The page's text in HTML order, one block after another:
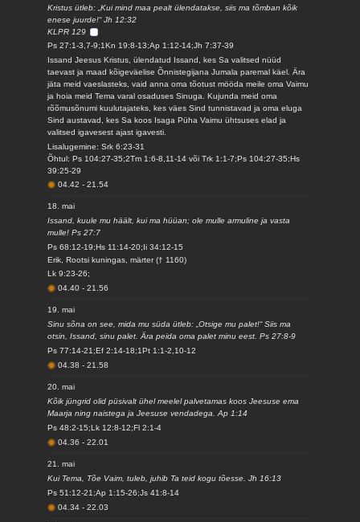
Kristus ütleb: „Kui mind maa pealt ülendatakse, siis ma tõmban kõik
enese juurde!“ Jh 12:32
KLPR 129
Ps 27:1-3,7-9;1Kn 19:8-13;Ap 1:12-14;Jh 7:37-39
Issand Jeesus Kristus, ülendatud Issand, kes Sa valitsed nüüd
taevast ja maad kõigeväelise Õnnistegijana Jumala paremal käel. Ära
jäta meid vaeslasteks, vaid anna oma tõotust mööda meile oma Vaimu
ja hoia meid Tema varal osaduses Sinuga. Kujunda meid oma
rõõmusõnumi kuulutajateks, kes väes Sind tunnistavad ja oma eluga
Sind austavad, kes Sa koos Isaga Püha Vaimu ühtsuses elad ja
valitsed igavesest ajast igavesti.
Lisalugemine: Srk 6:23-31
Õhtul: Ps 104:27-35;2Tm 1:6-8,11-14 või Trk 1:1-7;Ps 104:27-35;Hs
39:25-29
04.42-21.54
18. mai
Issand, kuule mu häält, kui ma hüüan; ole mulle armuline ja vasta
mulle! Ps 27:7
Ps 68:12-19;Hs 11:14-20;Ii 34:12-15
Erik, Rootsi kuningas, märter († 1160)
Lk 9:23-26;
04.40-21.56
19. mai
Sinu sõna on see, mida mu süda ütleb: „Otsige mu palet!“ Siis ma
otsin, Issand, sinu palet. Ära peida oma palet minu eest. Ps 27:8-9
Ps 77:14-21;Ef 2:14-18;1Pt 1:1-2,10-12
04.38-21.58
20. mai
Kõik jüngrid olid püsivalt ühel meelel palvetamas koos Jeesuse ema
Maarja ning naistega ja Jeesuse vendadega. Ap 1:14
Ps 48:2-15;Lk 12:8-12;Fl 2:1-4
04.36-22.01
21. mai
Kui Tema, Tõe Vaim, tuleb, juhib Ta teid kogu tõesse. Jh 16:13
Ps 51:12-21;Ap 1:15-26;Js 41:8-14
04.34-22.03